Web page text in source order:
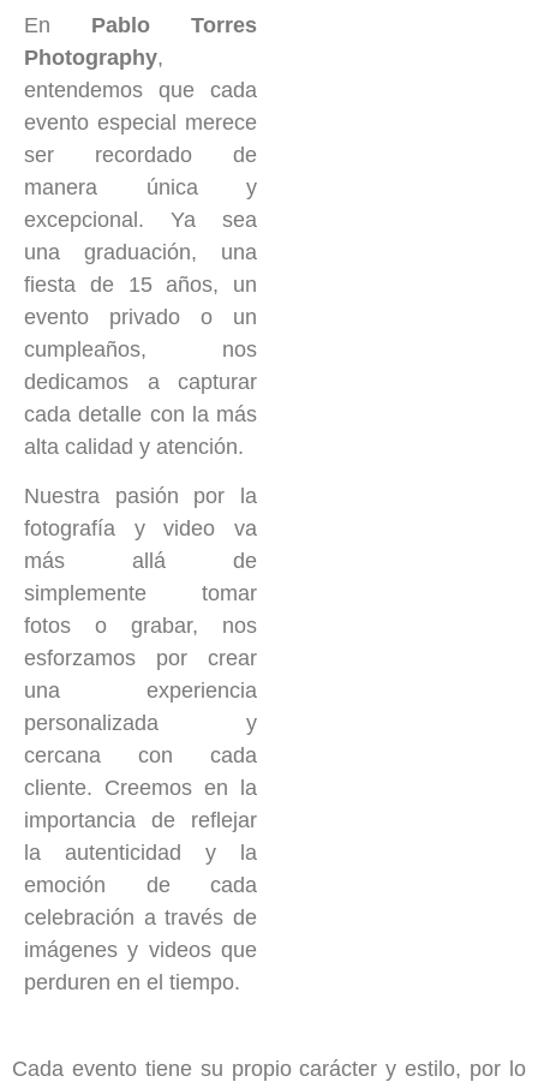
En Pablo Torres
Photography,
entendemos que cada
evento especial merece
ser recordado de
manera única y
excepcional. Ya sea
una graduación, una
fiesta de 15 años, un
evento privado o un
cumpleaños, nos
dedicamos a capturar
cada detalle con la más
alta calidad y atención.
Nuestra pasión por la
fotografía y video va
más allá de
simplemente tomar
fotos o grabar, nos
esforzamos por crear
una experiencia
personalizada y
cercana con cada
cliente. Creemos en la
importancia de reflejar
la autenticidad y la
emoción de cada
celebración a través de
imágenes y videos que
perduren en el tiempo.
Cada evento tiene su propio carácter y estilo, por lo